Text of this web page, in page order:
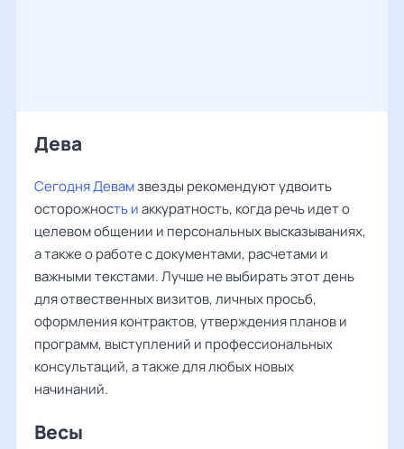
Дева ‌‌
Сегодня Девамзвезды рекомендуют удвоить
осторожность иаккуратность, когда речь идет о
целевом общении и персональных высказываниях,
а также о работе с документами, расчетами и
важными текстами. Лучше не выбирать этот день
для отвественных визитов, личных просьб,
оформления контрактов, утверждения планов и
программ, выступлений и профессиональных
консультаций, а также для любых новых
начинаний.
Весы ‌‌